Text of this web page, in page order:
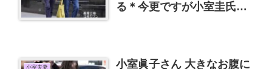
る＊今更ですが小室圭氏の
小室夫妻
小室眞子さん 大きなお腹に